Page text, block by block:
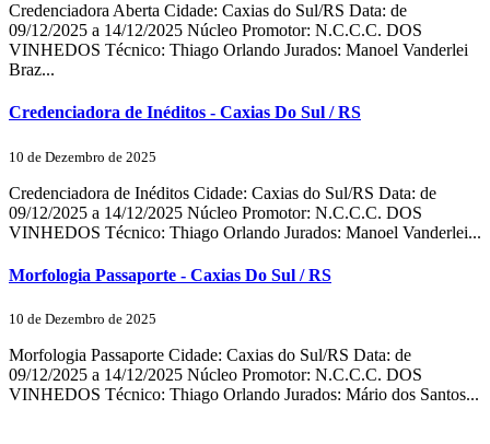
Credenciadora Aberta Cidade: Caxias do Sul/RS Data: de
09/12/2025 a 14/12/2025 Núcleo Promotor: N.C.C.C. DOS
VINHEDOS Técnico: Thiago Orlando Jurados: Manoel Vanderlei
Braz...
Credenciadora de Inéditos - Caxias Do Sul / RS
10 de Dezembro de 2025
Credenciadora de Inéditos Cidade: Caxias do Sul/RS Data: de
09/12/2025 a 14/12/2025 Núcleo Promotor: N.C.C.C. DOS
VINHEDOS Técnico: Thiago Orlando Jurados: Manoel Vanderlei...
Morfologia Passaporte - Caxias Do Sul / RS
10 de Dezembro de 2025
Morfologia Passaporte Cidade: Caxias do Sul/RS Data: de
09/12/2025 a 14/12/2025 Núcleo Promotor: N.C.C.C. DOS
VINHEDOS Técnico: Thiago Orlando Jurados: Mário dos Santos...